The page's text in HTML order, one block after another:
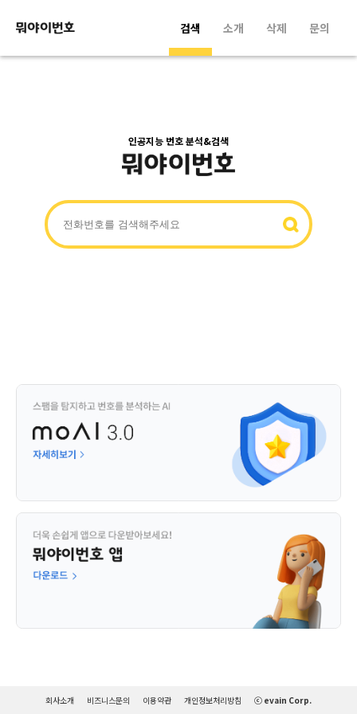
검색 소개 삭제 문의
인공지능 번호 분석&검색
회사소개 비즈니스문의 이용약관 개인정보처리방침 ⓒ evain Corp.